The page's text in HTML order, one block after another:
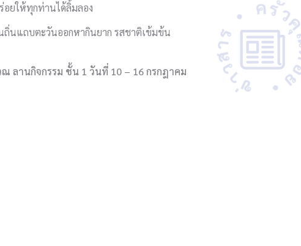
อยให้ทุกท่านได้ลิ้มลอง
นแถบตะวันออกหากินยาก รสชาติเข้มข้น
ณ ลานกิจกรรม ชั้น 1 วันที่ 10 – 16 กรกฎาคม